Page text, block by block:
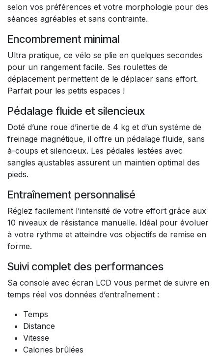
selon vos préférences et votre morphologie pour des
séances agréables et sans contrainte.
Encombrement minimal
Ultra pratique, ce vélo se plie en quelques secondes
pour un rangement facile. Ses roulettes de
déplacement permettent de le déplacer sans effort.
Parfait pour les petits espaces !
Pédalage fluide et silencieux
Doté d’une roue d’inertie de 4 kg et d’un système de
freinage magnétique, il offre un pédalage fluide, sans
à-coups et silencieux. Les pédales lestées avec
sangles ajustables assurent un maintien optimal des
pieds.
Entraînement personnalisé
Réglez facilement l’intensité de votre effort grâce aux
10 niveaux de résistance manuelle. Idéal pour évoluer
à votre rythme et atteindre vos objectifs de remise en
forme.
Suivi complet des performances
Sa console avec écran LCD vous permet de suivre en
temps réel vos données d’entraînement :
Temps
Distance
Vitesse
Calories brûlées